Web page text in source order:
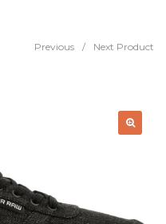
Previous / Next Product